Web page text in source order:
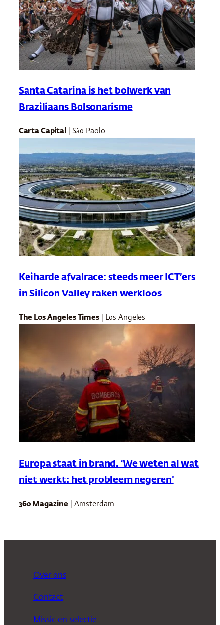
Santa Catarina is het bolwerk van
Braziliaans Bolsonarisme
Carta Capital | São Paolo
Keiharde afvalrace: steeds meer ICT’ers
in Silicon Valley raken werkloos
The Los Angeles Times | Los Angeles
Europa staat in brand. ‘We weten al wat
niet werkt: het probleem negeren’
360 Magazine | Amsterdam
Over ons
Contact
Missie en selectie